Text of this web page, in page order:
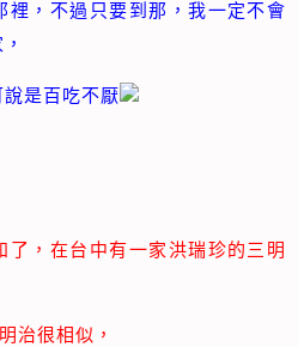
裡，不過只要到那，我一定不會
是百吃不厭
了，在台中有一家洪瑞珍的三明
治很相似，